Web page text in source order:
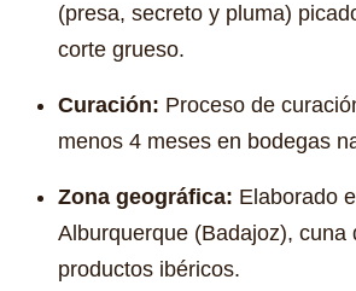
(presa, secreto y pluma)
corte grueso.
Curación: Proceso de
menos 4 meses en bodegas
Zona geográfica: Elaborado
Alburquerque (Badajoz), cuna
productos ibéricos.